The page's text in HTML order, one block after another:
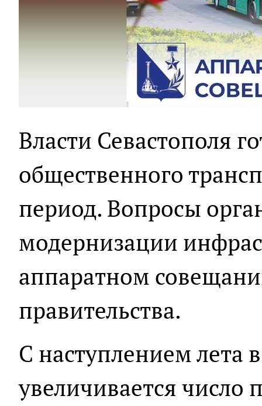
Власти Севастополя
общественного
период. Вопросы
модернизации
аппаратном
правительства.
С наступлением лета
увеличивается число